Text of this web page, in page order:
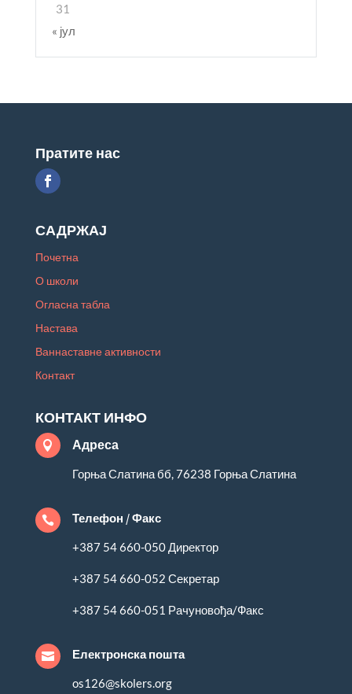
31
« јул
Пратите нас
САДРЖАЈ
Почетна
О школи
Огласна табла
Настава
Ваннаставне активности
Контакт
КОНТАКТ ИНФО
 Адреса
Горња Слатина бб, 76238 Горња Слатина
 Телефон / Факс
+387 54 660-050 Директор
+387 54 660-052 Секретар
+387 54 660-051 Рачуновођа/Факс
 Електронска пошта
os126@skolers.org